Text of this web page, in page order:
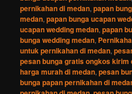
pernikahan di medan,papan
medan,papan bunga ucapan
ucapan wedding medan,papan
bunga wedding medan,
untuk pernikahan di medan,
pesan bunga gratis ongkos kirim
harga murah di medan,pesan
bunga papan pernikahan di